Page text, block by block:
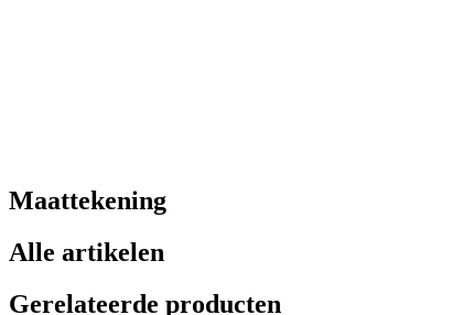
Maattekening
Alle artikelen
Gerelateerde producten